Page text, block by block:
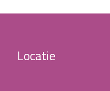
Locatie